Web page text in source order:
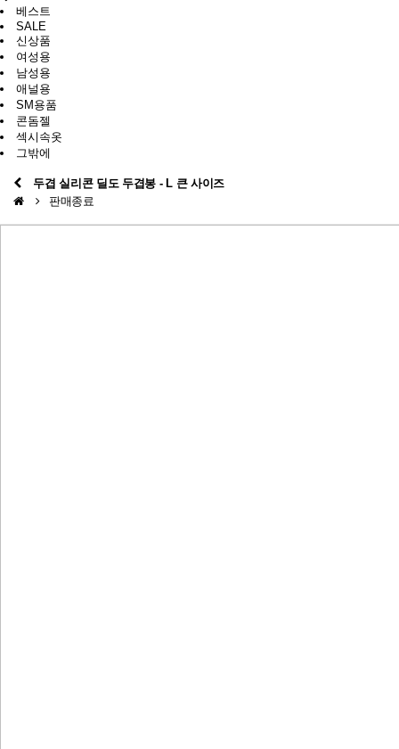
베스트
SALE
신상품
여성용
남성용
애널용
SM용품
콘돔젤
섹시속옷
그밖에
두겹 실리콘 딜도 두겹봉 - L 큰 사이즈
판매종료